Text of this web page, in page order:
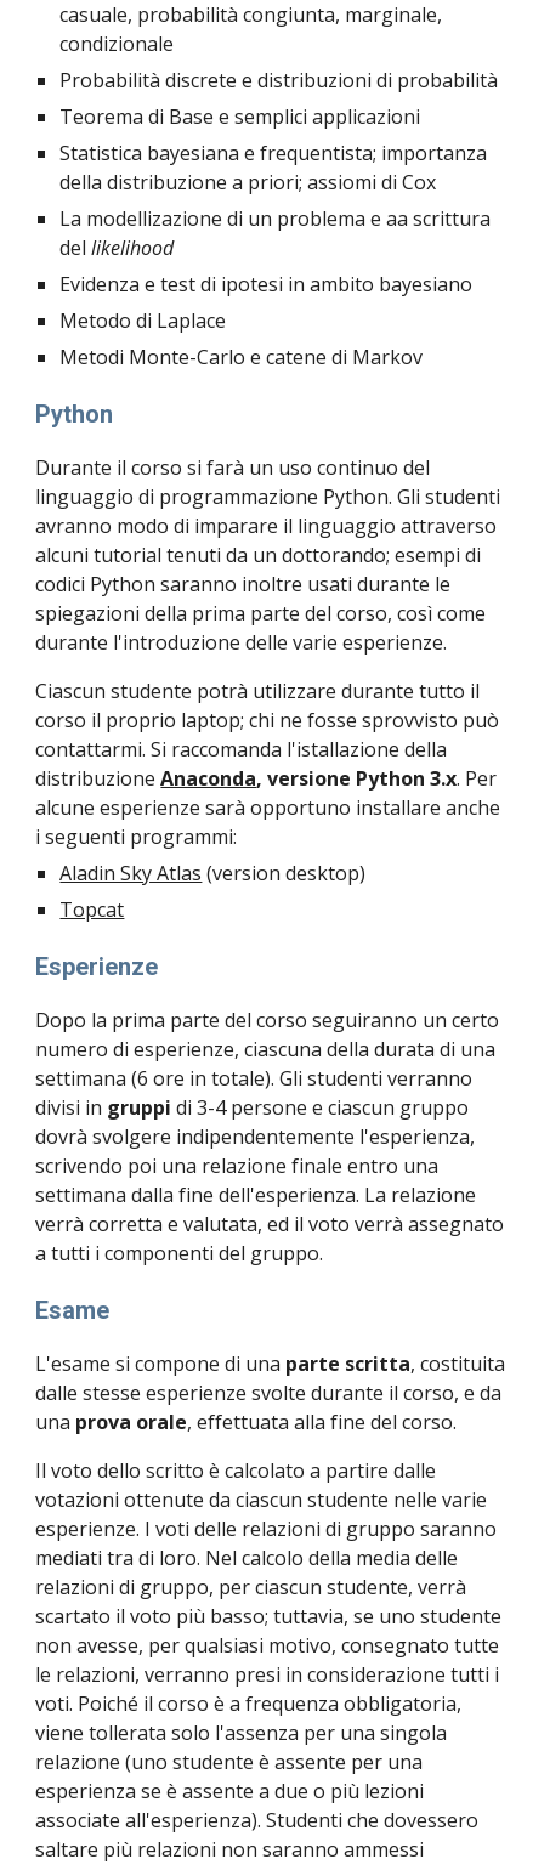
casuale, probabilità congiunta, marginale,
condizionale
Probabilità discrete e distribuzioni di probabilità
Teorema di Base e semplici applicazioni
Statistica bayesiana e frequentista; importanza
della distribuzione a priori; assiomi di Cox
La modellizazione di un problema e aa scrittura
del likelihood
Evidenza e test di ipotesi in ambito bayesiano
Metodo di Laplace
Metodi Monte-Carlo e catene di Markov
Python
Durante il corso si farà un uso continuo del
linguaggio di programmazione Python. Gli studenti
avranno modo di imparare il linguaggio attraverso
alcuni tutorial tenuti da un dottorando; esempi di
codici Python saranno inoltre usati durante le
spiegazioni della prima parte del corso, così come
durante l'introduzione delle varie esperienze.
Ciascun studente potrà utilizzare durante tutto il
corso il proprio laptop; chi ne fosse sprovvisto può
contattarmi. Si raccomanda l'istallazione della
distribuzione Anaconda, versione Python 3.x. Per
alcune esperienze sarà opportuno installare anche
i seguenti programmi:
Aladin Sky Atlas (version desktop)
Topcat
Esperienze
Dopo la prima parte del corso seguiranno un certo
numero di esperienze, ciascuna della durata di una
settimana (6 ore in totale). Gli studenti verranno
divisi in gruppi di 3-4 persone e ciascun gruppo
dovrà svolgere indipendentemente l'esperienza,
scrivendo poi una relazione finale entro una
settimana dalla fine dell'esperienza. La relazione
verrà corretta e valutata, ed il voto verrà assegnato
a tutti i componenti del gruppo.
Esame
L'esame si compone di una parte scritta, costituita
dalle stesse esperienze svolte durante il corso, e da
una prova orale, effettuata alla fine del corso.
Il voto dello scritto è calcolato a partire dalle
votazioni ottenute da ciascun studente nelle varie
esperienze. I voti delle relazioni di gruppo saranno
mediati tra di loro. Nel calcolo della media delle
relazioni di gruppo, per ciascun studente, verrà
scartato il voto più basso; tuttavia, se uno studente
non avesse, per qualsiasi motivo, consegnato tutte
le relazioni, verranno presi in considerazione tutti i
voti. Poiché il corso è a frequenza obbligatoria,
viene tollerata solo l'assenza per una singola
relazione (uno studente è assente per una
esperienza se è assente a due o più lezioni
associate all'esperienza). Studenti che dovessero
saltare più relazioni non saranno ammessi